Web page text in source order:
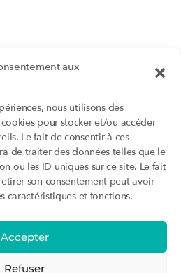
aux
nous utilisons des
pour stocker et/ou accéder
Le fait de consentir à ces
de traiter des données telles que le
ou les ID uniques sur ce site. Le fait
son consentement peut avoir
caractéristiques et fonctions.
Accepter
Refuser
Portails
Annuaire DU/DIU
Archimede.fr
Ebmfrance.net
Toutes les recos
Certificats-absurdes.fr
la contraception dite masculine
Évènements
CMGF 2025
CMGF - Editions précédentes